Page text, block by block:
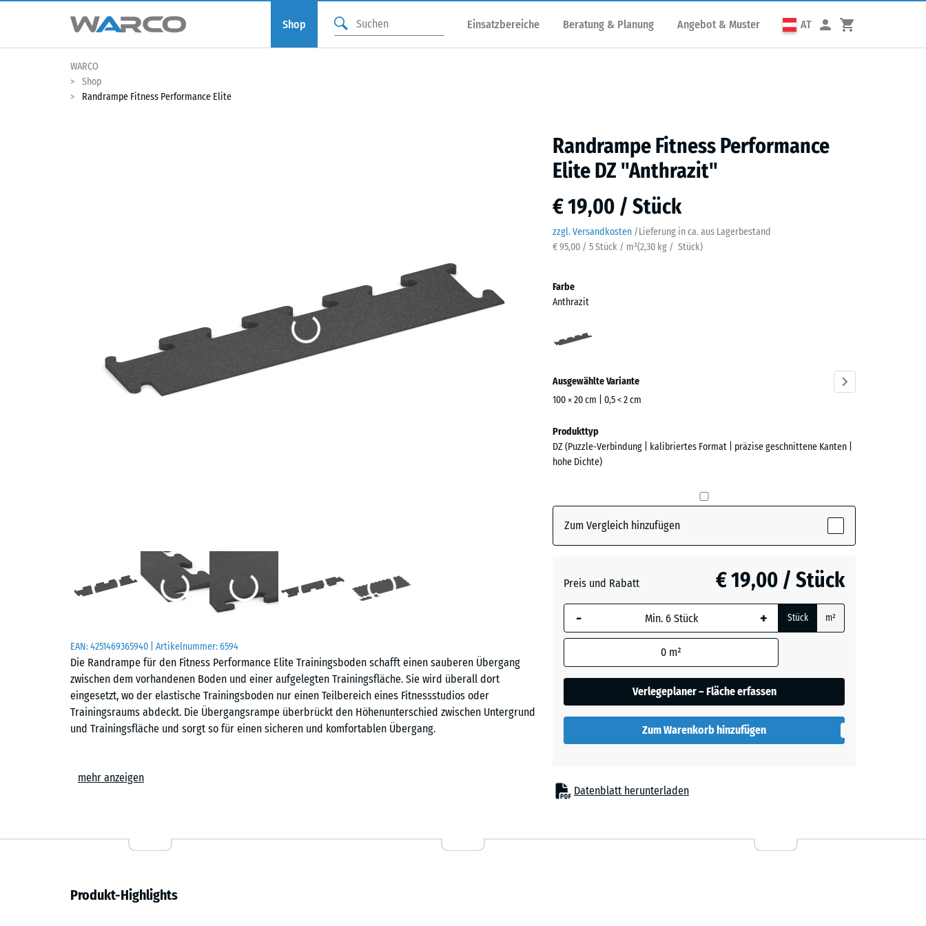
Shop Einsatzbereiche Beratung & Planung Angebot & Muster AT
WARCO
Shop
Randrampe Fitness Performance Elite
Randrampe Fitness Performance
Elite DZ "Anthrazit"
€ 19,00 / Stück
zzgl. Versandkosten /Lieferung in ca. aus Lagerbestand
€ 95,00 / 5 Stück / m²(2,30 kg / Stück)
EAN:4251469365940 | Artikelnummer:6594
Die Randrampe für den Fitness Performance Elite Trainingsboden schafft einen sauberen Übergang
zwischen dem vorhandenen Boden und einer aufgelegten Trainingsfläche. Sie wird überall dort
eingesetzt, wo der elastische Trainingsboden nur einen Teilbereich eines Fitnessstudios oder
Trainingsraums abdeckt. Die Übergangsrampe überbrückt den Höhenunterschied zwischen Untergrund
und Trainingsfläche und sorgt so für einen sicheren und komfortablen Übergang.
Fitness Performance Elite Trainingsboden, sodass sich die Rampe passgenau in das System einfügt.
Die Randrampe ist speziell für den Fitness Performance Elite Trainingsboden entwickelt und passt
mehr anzeigen
Farbe
Anthrazit
Ausgewählte Variante
100 × 20 cm | 0,5 < 2 cm
Abmessungen
für
den
x
230
umrandete
Abmessung wird
Produktdaten nicht
anders angegeben)
Bedarfsberechnung
20
0,5
Produkttyp
DZ (Puzzle-Verbindung | kalibriertes Format | präzise geschnittene Kanten |
hohe Dichte)
Zum Vergleich hinzufügen
Preis und Rabatt € 19,00 / Stück
- + Stück m²
0 m²
Verlegeplaner – Fläche erfassen
Zum Warenkorb hinzufügen
Datenblatt herunterladen
Produkt-Highlights